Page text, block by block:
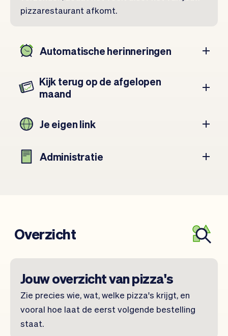
pizzarestaurant afkomt.
Automatische herinneringen
Kijk terug op de afgelopen
maand
Je eigen link
Administratie
Overzicht
Jouw overzicht van pizza's
Zie precies wie, wat, welke pizza's krijgt, en
vooral hoe laat de eerst volgende bestelling
staat.